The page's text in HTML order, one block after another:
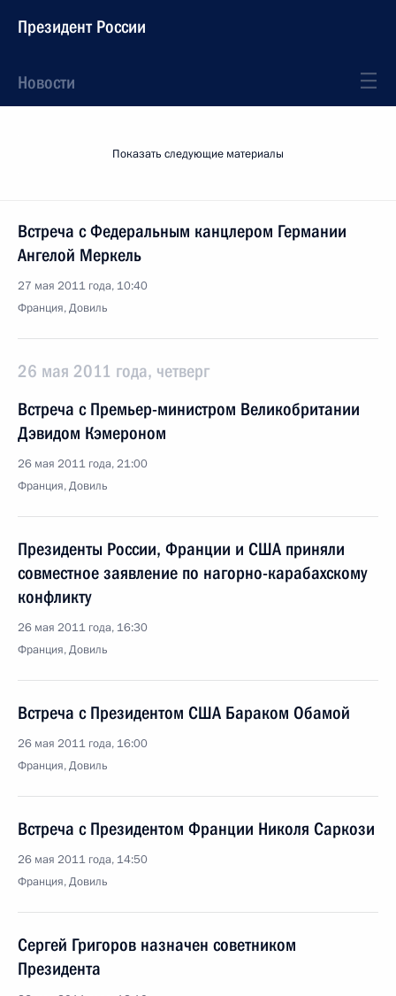
Президент России
Новости
Показать следующие материалы
Встреча с Федеральным канцлером Германии
Ангелой Меркель
27 мая 2011 года, 10:40
Франция, Довиль
26 мая 2011 года, четверг
Встреча с Премьер-министром Великобритании
Дэвидом Кэмероном
26 мая 2011 года, 21:00
Франция, Довиль
Президенты России, Франции и США приняли
совместное заявление по нагорно-карабахскому
конфликту
26 мая 2011 года, 16:30
Франция, Довиль
Встреча с Президентом США Бараком Обамой
26 мая 2011 года, 16:00
Франция, Довиль
Встреча с Президентом Франции Николя Саркози
26 мая 2011 года, 14:50
Франция, Довиль
Сергей Григоров назначен советником
Президента